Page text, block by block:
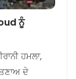
ਨੂੰ
ਹਮਲਾ,
ਦੇ